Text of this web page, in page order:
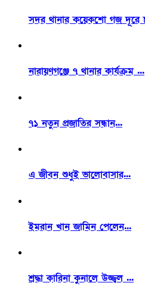
সদর থানার কয়েকশো গজ দূরে
নারায়ণগঞ্জে ৭ থানার কার্যক্রম ...
৭১ নতুন প্রজাতির সন্ধান...
এ জীবন শুধুই ভালোবাসার...
ইমরান খান জামিন পেলেন...
শ্রদ্ধা কারিনা কুনালে উজ্জ্বল ...